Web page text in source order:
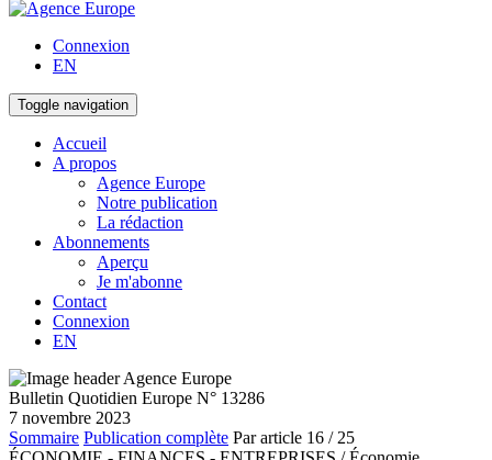
Connexion
EN
Toggle navigation
Accueil
A propos
Agence Europe
Notre publication
La rédaction
Abonnements
Aperçu
Je m'abonne
Contact
Connexion
EN
Bulletin Quotidien Europe N° 13286
7 novembre 2023
Sommaire Publication complète Par article 16 / 25